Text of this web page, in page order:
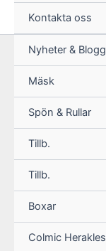
Kontakta oss
Nyheter & Blogg
Mäsk
Spön & Rullar
Tillb.
Tillb.
Boxar
Colmic Herakles